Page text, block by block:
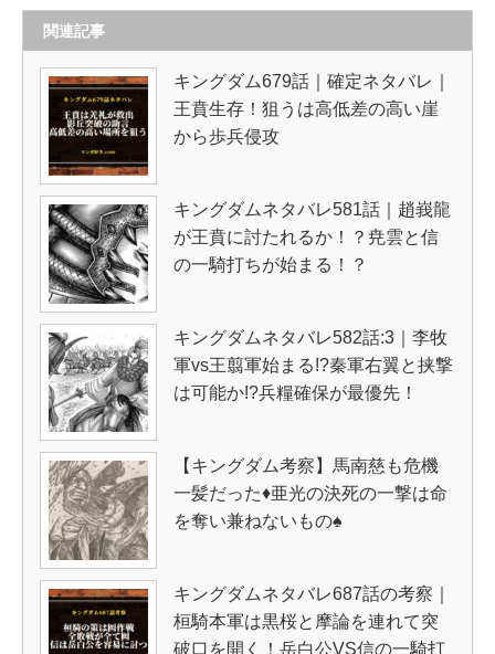
関連記事
キングダム679話｜確定ネタバレ｜
王賁生存！狙うは高低差の高い崖
から歩兵侵攻
キングダムネタバレ581話｜趙峩龍
が王賁に討たれるか！？尭雲と信
の一騎打ちが始まる！？
キングダムネタバレ582話:3｜李牧
軍vs王翦軍始まる!?秦軍右翼と挟撃
は可能か!?兵糧確保が最優先！
【キングダム考察】馬南慈も危機
一髪だった♦亜光の決死の一撃は命
を奪い兼ねないもの♠
キングダムネタバレ687話の考察｜
桓騎本軍は黒桜と摩論を連れて突
破口を開く！岳白公VS信の一騎打